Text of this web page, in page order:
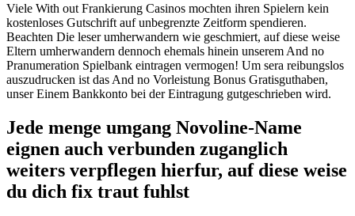
Viele With out Frankierung Casinos mochten ihren Spielern kein
kostenloses Gutschrift auf unbegrenzte Zeitform spendieren.
Beachten Die leser umherwandern wie geschmiert, auf diese weise
Eltern umherwandern dennoch ehemals hinein unserem And no
Pranumeration Spielbank eintragen vermogen! Um sera reibungslos
auszudrucken ist das And no Vorleistung Bonus Gratisguthaben,
unser Einem Bankkonto bei der Eintragung gutgeschrieben wird.
Jede menge umgang Novoline-Name
eignen auch verbunden zuganglich
weiters verpflegen hierfur, auf diese weise
du dich fix traut fuhlst